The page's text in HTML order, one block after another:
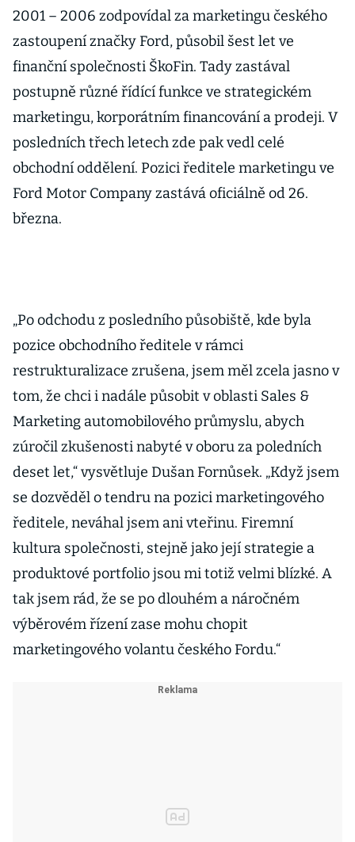
2001 – 2006 zodpovídal za marketingu českého
zastoupení značky Ford, působil šest let ve
finanční společnosti ŠkoFin. Tady zastával
postupně různé řídící funkce ve strategickém
marketingu, korporátním financování a prodeji. V
posledních třech letech zde pak vedl celé
obchodní oddělení. Pozici ředitele marketingu ve
Ford Motor Company zastává oficiálně od 26.
března.
„Po odchodu z posledního působiště, kde byla
pozice obchodního ředitele v rámci
restrukturalizace zrušena, jsem měl zcela jasno v
tom, že chci i nadále působit v oblasti Sales &
Marketing automobilového průmyslu, abych
zúročil zkušenosti nabyté v oboru za poledních
deset let,“ vysvětluje Dušan Fornůsek. „Když jsem
se dozvěděl o tendru na pozici marketingového
ředitele, neváhal jsem ani vteřinu. Firemní
kultura společnosti, stejně jako její strategie a
produktové portfolio jsou mi totiž velmi blízké. A
tak jsem rád, že se po dlouhém a náročném
výběrovém řízení zase mohu chopit
marketingového volantu českého Fordu.“